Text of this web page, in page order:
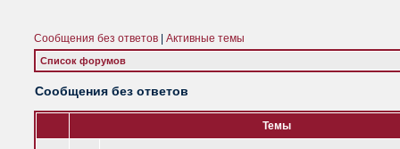
Сообщения без ответов Активные темы
Список форумов
Сообщения без ответов
Темы